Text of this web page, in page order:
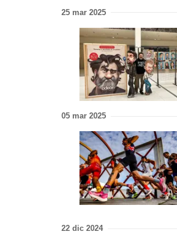
25 mar 2025
05 mar 2025
22 dic 2024